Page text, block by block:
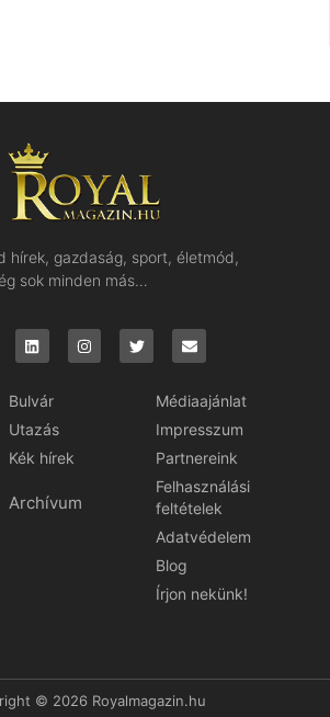
hírek, gazdaság, sport, életmód,
sok minden más…
Bulvár
Utazás
Kék hírek
Archívum
Médiaajánlat
Impresszum
Partnereink
Felhasználási
feltételek
Adatvédelem
Blog
Írjon nekünk!
© 2026 Royalmagazin.hu